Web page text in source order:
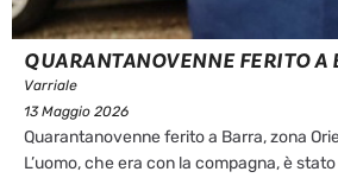
QUARANTANOVENNE FERITO A
Varriale
13 Maggio 2026
Quarantanovenne ferito a Barra, zona
L’uomo, che era con la compagna, è